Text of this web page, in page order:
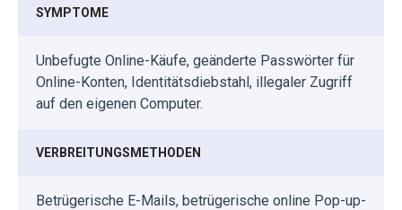
SYMPTOME
Unbefugte Online-Käufe, geänderte Passwörter für
Online-Konten, Identitätsdiebstahl, illegaler Zugriff
auf den eigenen Computer.
VERBREITUNGSMETHODEN
Betrügerische E-Mails, betrügerische online Pop-up-